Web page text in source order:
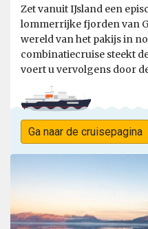
Zet vanuit IJsland een
lommerrijke fjorden van
wereld van het pakijs in
combinatiecruise steekt
voert u vervolgens door
Ga naar de cruisepagina